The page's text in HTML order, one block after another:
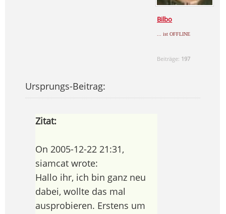
Bilbo
... ist OFFLINE
Beiträge: 197
Ursprungs-Beitrag:
Zitat:
On 2005-12-22 21:31,
siamcat wrote:
Hallo ihr, ich bin ganz neu
dabei, wollte das mal
ausprobieren. Erstens um